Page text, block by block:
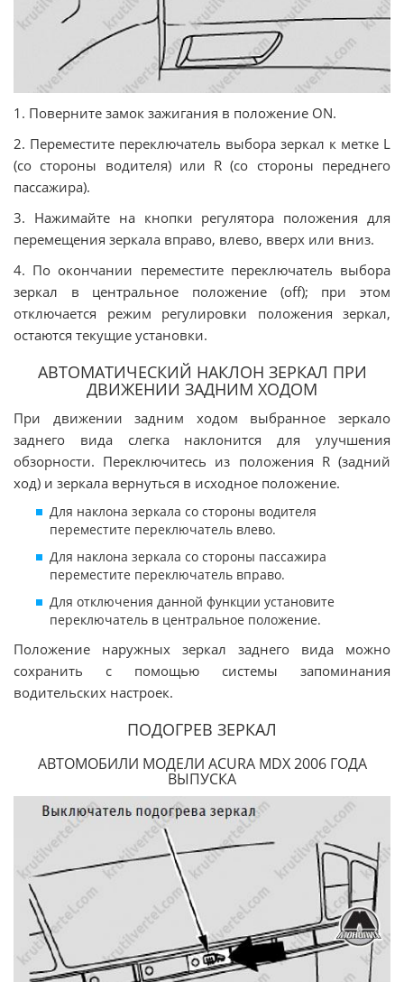
1. Поверните замок зажигания в положение ON.
2. Переместите переключатель выбора зеркал к метке L
(со стороны водителя) или R (со стороны переднего
пассажира).
3. Нажимайте на кнопки регулятора положения для
перемещения зеркала вправо, влево, вверх или вниз.
4. По окончании переместите переключатель выбора
зеркал в центральное положение (off); при этом
отключается режим регулировки положения зеркал,
остаются текущие установки.
АВТОМАТИЧЕСКИЙ НАКЛОН ЗЕРКАЛ ПРИ
ДВИЖЕНИИ ЗАДНИМ ХОДОМ
При движении задним ходом выбранное зеркало
заднего вида слегка наклонится для улучшения
обзорности. Переключитесь из положения R (задний
ход) и зеркала вернуться в исходное положение.
Для наклона зеркала со стороны водителя
переместите переключатель влево.
Для наклона зеркала со стороны пассажира
переместите переключатель вправо.
Для отключения данной функции установите
переключатель в центральное положение.
Положение наружных зеркал заднего вида можно
сохранить с помощью системы запоминания
водительских настроек.
ПОДОГРЕВ ЗЕРКАЛ
АВТОМОБИЛИ МОДЕЛИ ACURA MDX 2006 ГОДА
ВЫПУСКА